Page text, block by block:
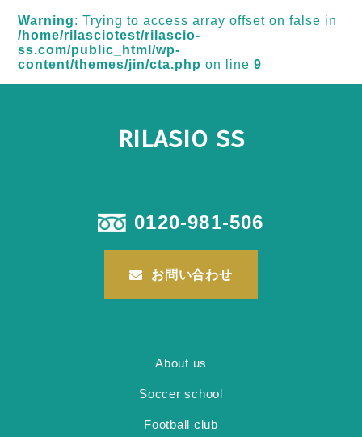
Warning: Trying to access array offset on false in
/home/rilasciotest/rilascio-
ss.com/public_html/wp-
content/themes/jin/cta.php on line9
RILASIO SS
0120-981-506
お問い合わせ
About us
Soccer school
Football club